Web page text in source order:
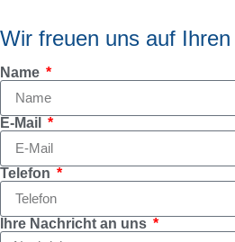
Wir freuen uns auf
Name
E-Mail
Telefon
Ihre Nachricht an uns